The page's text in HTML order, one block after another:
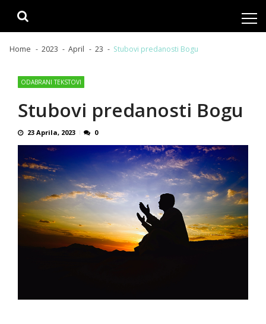
Home 2023 April 23 Stubovi predanosti Bogu
ODABRANI TEKSTOVI
Stubovi predanosti Bogu
23 Aprila, 2023 0